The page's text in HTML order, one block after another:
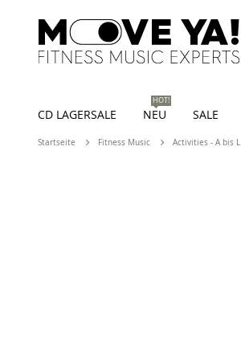
CD LAGERSALE NEU
HOT!
SALE
Startseite Fitness Music Activities - A bis L